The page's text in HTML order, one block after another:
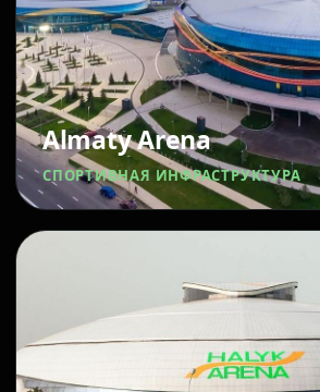
Almaty Arena
СПОРТИВНАЯ ИНФРАСТРУКТУРА